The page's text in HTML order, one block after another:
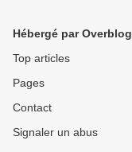
Hébergé par Overblog
Top articles
Pages
Contact
Signaler un abus